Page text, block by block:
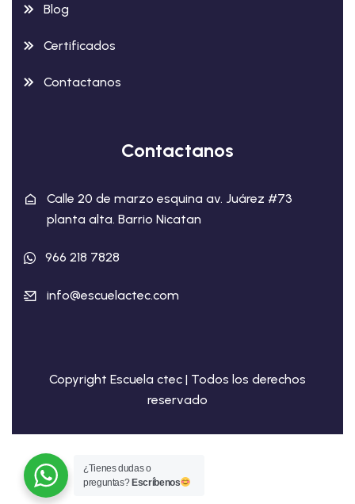
Blog
Certificados
Contactanos
Contactanos
Calle 20 de marzo esquina av. Juárez #73
planta alta. Barrio Nicatan
966 218 7828
info@escuelactec.com
Copyright Escuela ctec | Todos los derechos
reservado
¿Tienes dudas o
preguntas? Escríbenos